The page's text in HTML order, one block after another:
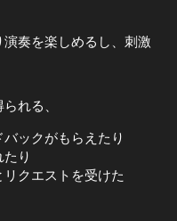
演奏を楽しめるし、刺激
れる、
ックがもらえたり
り
クエストを受けた